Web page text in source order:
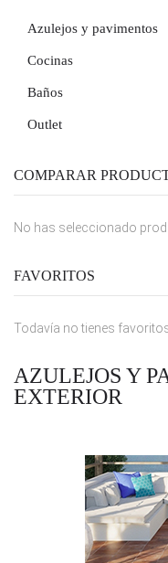
Azulejos y pavimentos
Cocinas
Baños
Outlet
COMPARAR
No has seleccionado
FAVORITOS
Todavía no tienes
AZULEJOS Y
EXTERIOR